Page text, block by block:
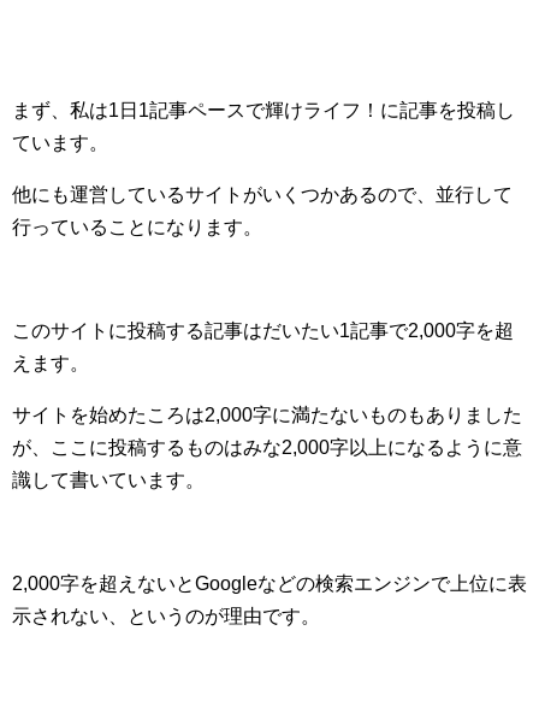
まず、私は1日1記事ペースで輝けライフ！に記事を投稿し
ています。
他にも運営しているサイトがいくつかあるので、並行して
行っていることになります。
このサイトに投稿する記事はだいたい1記事で2,000字を超
えます。
サイトを始めたころは2,000字に満たないものもありました
が、ここに投稿するものはみな2,000字以上になるように意
識して書いています。
2,000字を超えないとGoogleなどの検索エンジンで上位に表
示されない、というのが理由です。